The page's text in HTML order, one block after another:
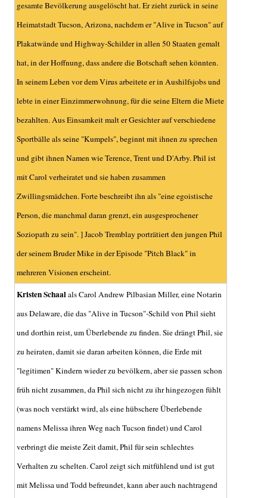
gesamte Bevölkerung ausgelöscht hat. Er zieht zurück in seine
Heimatstadt Tucson, Arizona, nachdem er "Alive in Tucson" auf
Plakatwände und Highway-Schilder in allen 50 Staaten gemalt
hat, in der Hoffnung, dass andere die Botschaft sehen könnten.
In seinem Leben vor dem Virus arbeitete er in Aushilfsjobs und
lebte in einer Einzimmerwohnung, für die seine Eltern die Miete
bezahlten. Aus Einsamkeit malt er Gesichter auf verschiedene
Sportbälle als seine "Kumpels", beginnt mit ihnen zu sprechen
und gibt ihnen Namen wie Terence, Trent und D'Arby. Phil ist
mit Carol verheiratet und sie haben zusammen
Zwillingsmädchen. Forte beschreibt ihn als "eine egoistische
Person, die manchmal daran grenzt, ein ausgesprochener
Soziopath zu sein". ] Jacob Tremblay porträtiert den jungen Phil
der seinem Bruder Mike in der Episode "Pitch Black" in
mehreren Visionen erscheint.
Kristen Schaalals Carol Andrew Pilbasian Miller, eine Notarin
aus Delaware, die das "Alive in Tucson"-Schild von Phil sieht
und dorthin reist, um Überlebende zu finden. Sie drängt Phil, sie
zu heiraten, damit sie daran arbeiten können, die Erde mit
"legitimen" Kindern wieder zu bevölkern, aber sie passen schon
früh nicht zusammen, da Phil sich nicht zu ihr hingezogen fühlt
(was noch verstärkt wird, als eine hübschere Überlebende
namens Melissa ihren Weg nach Tucson findet) und Carol
verbringt die meiste Zeit damit, Phil für sein schlechtes
Verhalten zu schelten. Carol zeigt sich mitfühlend und ist gut
mit Melissa und Todd befreundet, kann aber auch nachtragend